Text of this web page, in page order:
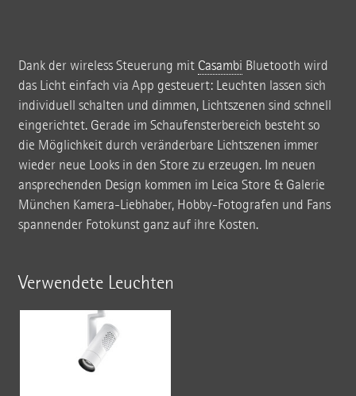
Dank der wireless Steuerung mit Casambi Bluetooth wird
das Licht einfach via App gesteuert: Leuchten lassen sich
individuell schalten und dimmen, Lichtszenen sind schnell
eingerichtet. Gerade im Schaufensterbereich besteht so
die Möglichkeit durch veränderbare Lichtszenen immer
wieder neue Looks in den Store zu erzeugen. Im neuen
ansprechenden Design kommen im Leica Store & Galerie
München Kamera-Liebhaber, Hobby-Fotografen und Fans
spannender Fotokunst ganz auf ihre Kosten.
Verwendete Leuchten